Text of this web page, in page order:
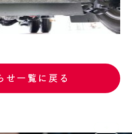
せ一覧に戻る